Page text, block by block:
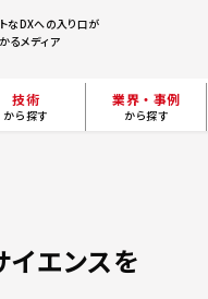
なDXへの入り口が
るメディア
技術
から探す
業界・事例
から探す
エンスを